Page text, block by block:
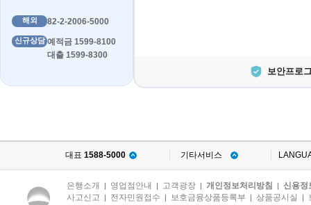
해외 82-2-2006-5000
신규상담 예적금 1599-8100
대출 1599-8300
보안프로
대표 1588-5000 기타서비스
은행소개 | 영업점안내 | 고객광장 | 개인정보처리방침 | 신용정
사고신고 | 전자민원접수 | 보호금융상품등록부 | 상품공시실 |